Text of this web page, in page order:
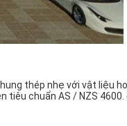
thép nhẹ với vật liệu
tiêu chuẩn AS / NZS